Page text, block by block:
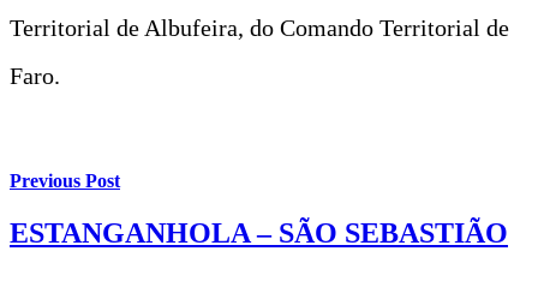
Territorial de Albufeira, do Comando Territorial de
Faro.
Previous Post
ESTANGANHOLA – SÃO SEBASTIÃO